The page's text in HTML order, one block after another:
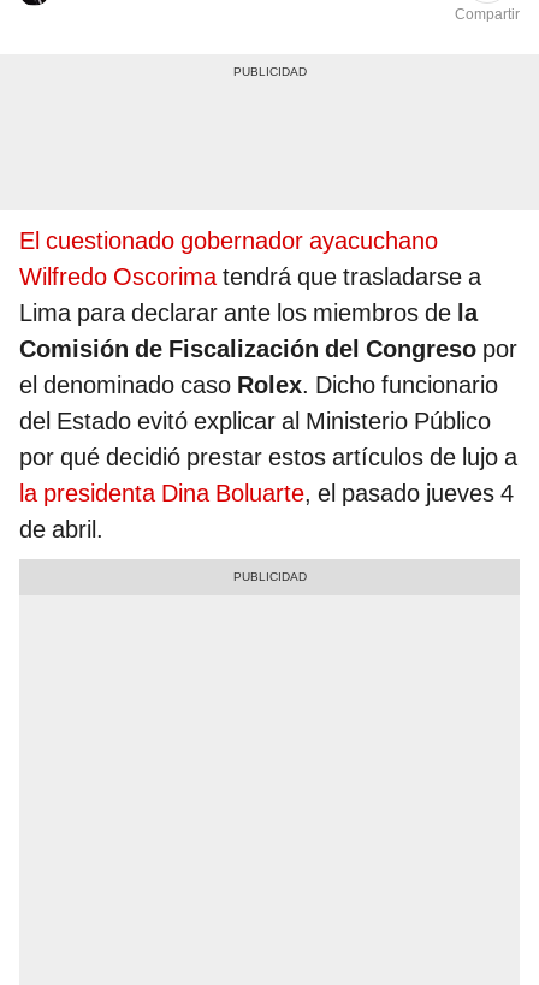
Compartir
El cuestionado gobernador ayacuchano
Wilfredo Oscorimatendrá que trasladarse a
Lima para declarar ante los miembros de la
Comisión de Fiscalización del Congreso por
el denominado caso Rolex. Dicho funcionario
del Estado evitó explicar al Ministerio Público
por qué decidió prestar estos artículos de lujo a
la presidenta Dina Boluarte, el pasado jueves 4
de abril.